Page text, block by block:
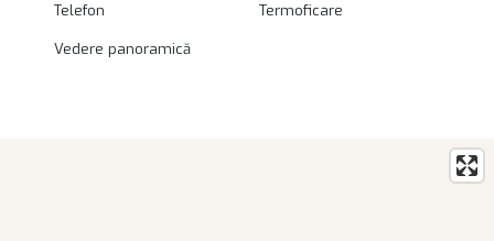
Telefon Termoficare
Vedere panoramică